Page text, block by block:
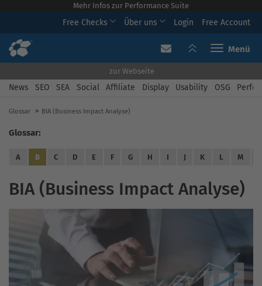
Mehr Infos zur Performance Suite
Free Checks Über uns Login Free Account
Toggle
zur Webseite
News SEO SEA Social Affiliate Display Usability OSG
Glossar BIA (Business Impact Analyse)
Glossar:
A B C D E F G H I J K L M
BIA (Business Impact Analyse)